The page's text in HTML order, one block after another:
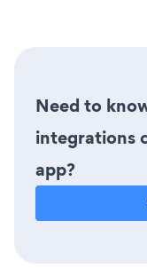
Need to
integrations
app?